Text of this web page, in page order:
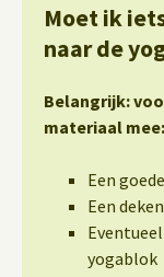
Moet ik
naar de
Belangrijk:
materiaal mee:
Een
Een
yogablok